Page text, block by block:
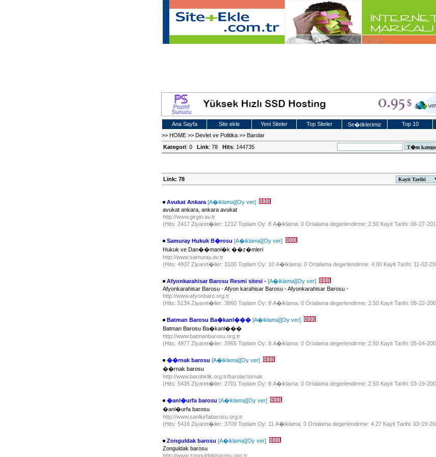
Ana Sayfa Site ekle Yeni Siteler Top Siteler Se�tiklerimiz Top 10
>> HOME >> Devlet ve Politika >> Barolar
Kategori: 0 Link: 78 Hits: 144735
Link: 78
Avukat Ankara [A�iklama][Oy ver]
avukat ankara, ankara avukat
http://www.girgin.av.tr
(Hits: 2417 Ziyaret�iler: 1212 Toplam Oy: 8 A�iklama: 0 Ortalama degerlendirme: 2.50 Kayit Tarihi: 06-27-
Samuray Hukuk B�rosu [A�iklama][Oy ver]
Hukuk ve Dan��manl�k ��z�mleri
http://www.samuray.av.tr
(Hits: 4937 Ziyaret�iler: 3100 Toplam Oy: 10 A�iklama: 0 Ortalama degerlendirme: 4.00 Kayit Tarihi: 11-02-
Afyonkarahisar Barosu Resmi sitesi - [A�iklama][Oy ver]
Afyonkarahisar Barosu - Afyon karahisar Barosu - Afyonkarahisar Barosu -
http://www.afyonbaro.org.tr
(Hits: 5134 Ziyaret�iler: 3860 Toplam Oy: 8 A�iklama: 0 Ortalama degerlendirme: 2.50 Kayit Tarihi: 08-22-
Batman Barosu Ba�kanl��� [A�iklama][Oy ver]
Batman Barosu Ba�kanl���
http://www.batmanbarosu.org.tr
(Hits: 4977 Ziyaret�iler: 3965 Toplam Oy: 8 A�iklama: 0 Ortalama degerlendirme: 2.50 Kayit Tarihi: 05-04-
��rnak barosu [A�iklama][Oy ver]
��rnak barosu
http://www.barobirlik.org.tr/barolar/sirnak
(Hits: 5435 Ziyaret�iler: 2701 Toplam Oy: 8 A�iklama: 0 Ortalama degerlendirme: 2.50 Kayit Tarihi: 03-19-
�anl�urfa barosu [A�iklama][Oy ver]
�anl�urfa barosu
http://www.sanliurfabarosu.org.tr
(Hits: 5416 Ziyaret�iler: 3709 Toplam Oy: 11 A�iklama: 0 Ortalama degerlendirme: 4.27 Kayit Tarihi: 03-19-
Zonguldak barosu [A�iklama][Oy ver]
Zonguldak barosu
http://www.zonguldakbarosu.org.tr